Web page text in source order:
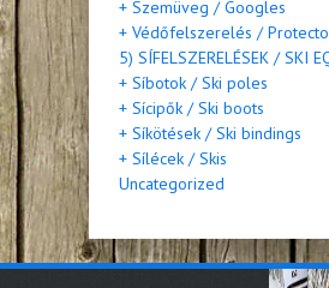
+ Szemüveg / Googles
+ Védőfelszerelés /
5) SÍFELSZERELÉSEK / SKI
+ Síbotok / Ski poles
+ Sícipők / Ski boots
+ Síkötések / Ski bindings
+ Sílécek / Skis
Uncategorized